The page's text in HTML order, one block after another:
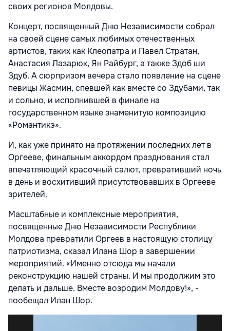
своих регионов Молдовы.
Концерт, посвященный Дню Независимости собрал
на своей сцене самых любимых отечественных
артистов, таких как Клеопатра и Павел Стратан,
Анастасия Лазарюк, Ян Райбург, а также Здоб ши
Здуб. А сюрпризом вечера стало появление на сцене
певицы Жасмин, спевшей как вместе со Здубами, так
и сольно, и исполнившей в финале на
государственном языке знаменитую композицию
«Романтикэ».
И, как уже принято на протяжении последних лет в
Оргееве, финальным аккордом празднования стал
впечатляющий красочный салют, превративший ночь
в день и восхитивший присутствовавших в Оргееве
зрителей.
Масштабные и комплексные мероприятия,
посвященные Дню Независимости Республики
Молдова превратили Оргеев в настоящую столицу
патриотизма, сказал Илана Шор в завершении
мероприятий. «Именно отсюда мы начали
реконструкцию нашей страны. И мы продолжим это
делать и дальше. Вместе возродим Молдову!», -
пообещал Илан Шор.